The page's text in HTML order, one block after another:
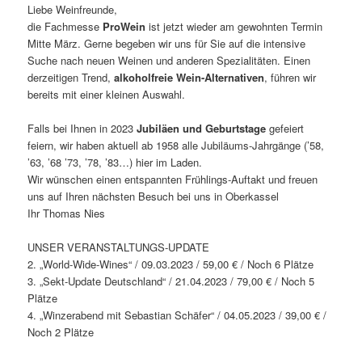
Liebe Weinfreunde,
die Fachmesse ProWein ist jetzt wieder am gewohnten Termin
Mitte März. Gerne begeben wir uns für Sie auf die intensive
Suche nach neuen Weinen und anderen Spezialitäten. Einen
derzeitigen Trend,alkoholfreie Wein-Alternativen, führen wir
bereits mit einer kleinen Auswahl.
Falls bei Ihnen in 2023Jubiläen und Geburtstage gefeiert
feiern, wir haben aktuell ab 1958 alle Jubiläums-Jahrgänge (’58,
’63, ’68 ’73, ’78, ’83…) hier im Laden.
Wir wünschen einen entspannten Frühlings-Auftakt und freuen
uns auf Ihren nächsten Besuch bei uns in Oberkassel
Ihr Thomas Nies
UNSER VERANSTALTUNGS-UPDATE
2. „World-Wide-Wines“ / 09.03.2023 / 59,00 € / Noch 6 Plätze
3. „Sekt-Update Deutschland“ / 21.04.2023 / 79,00 € / Noch 5
Plätze
4. „Winzerabend mit Sebastian Schäfer“ / 04.05.2023 / 39,00 € /
Noch 2 Plätze